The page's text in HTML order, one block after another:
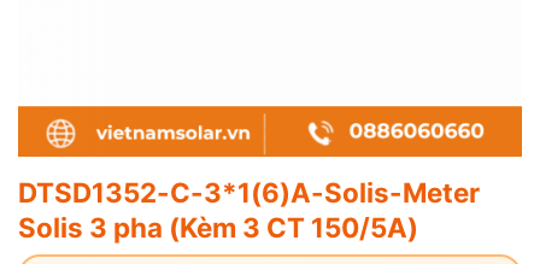
DTSD1352-C-3*1(6)A-Solis-Meter
Solis 3 pha (Kèm 3 CT 150/5A)